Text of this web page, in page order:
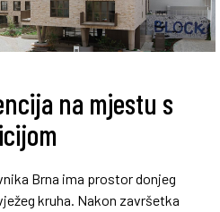
na mjestu s
Brna ima prostor donjeg
kruha. Nakon završetka